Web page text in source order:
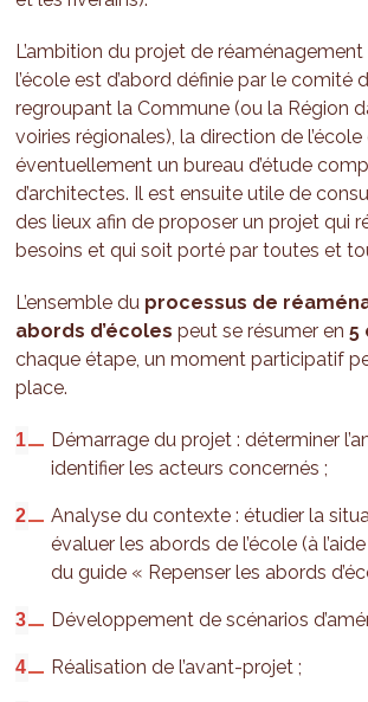
L’ambition du projet de
l’école est d’abord définie par le comité
regroupant la Commune (ou la Région
voiries régionales), la direction de l’école
éventuellement un bureau d’étude
d’architectes. Il est ensuite utile de
des lieux afin de proposer un projet qui
besoins et qui soit porté par toutes et
L’ensemble du processus de
abords d’écoles peut se résumer en5
chaque étape, un moment participatif
place.
Démarrage du projet : déterminer
identifier les acteurs concernés ;
Analyse du contexte : étudier la
évaluer les abords de l’école (à
du guide « Repenser les abords
Développement de scénarios
Réalisation de l’avant-projet ;